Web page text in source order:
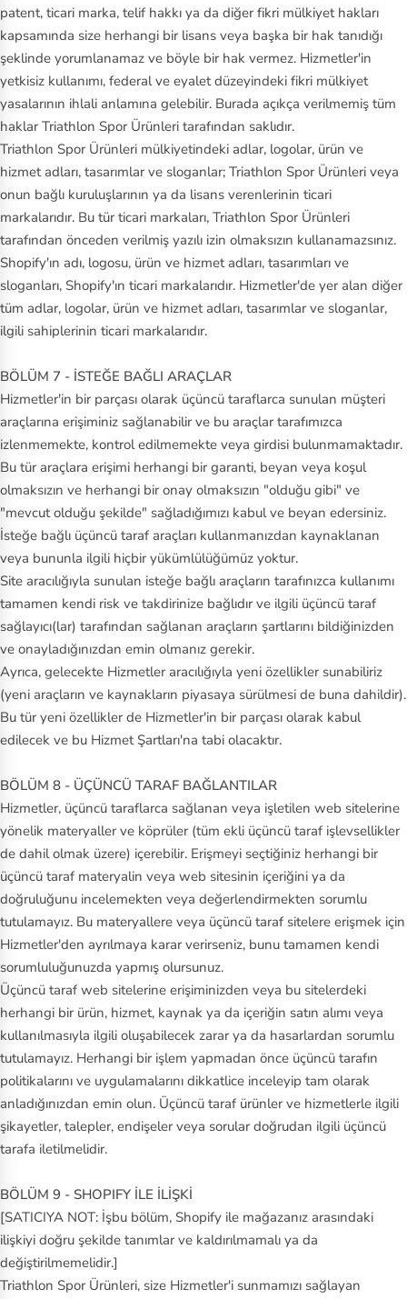
patent, ticari marka, telif hakkı ya da diğer fikri mülkiyet hakları
kapsamında size herhangi bir lisans veya başka bir hak tanıdığı
şeklinde yorumlanamaz ve böyle bir hak vermez. Hizmetler'in
yetkisiz kullanımı, federal ve eyalet düzeyindeki fikri mülkiyet
yasalarının ihlali anlamına gelebilir. Burada açıkça verilmemiş tüm
haklar Triathlon Spor Ürünleri tarafından saklıdır.
Triathlon Spor Ürünleri mülkiyetindeki adlar, logolar, ürün ve
hizmet adları, tasarımlar ve sloganlar; Triathlon Spor Ürünleri veya
onun bağlı kuruluşlarının ya da lisans verenlerinin ticari
markalarıdır. Bu tür ticari markaları, Triathlon Spor Ürünleri
tarafından önceden verilmiş yazılı izin olmaksızın kullanamazsınız.
Shopify'ın adı, logosu, ürün ve hizmet adları, tasarımları ve
sloganları, Shopify'ın ticari markalarıdır. Hizmetler'de yer alan diğer
tüm adlar, logolar, ürün ve hizmet adları, tasarımlar ve sloganlar,
ilgili sahiplerinin ticari markalarıdır.
BÖLÜM 7 - İSTEĞE BAĞLI ARAÇLAR
Hizmetler'in bir parçası olarak üçüncü taraflarca sunulan müşteri
araçlarına erişiminiz sağlanabilir ve bu araçlar tarafımızca
izlenmemekte, kontrol edilmemekte veya girdisi bulunmamaktadır.
Bu tür araçlara erişimi herhangi bir garanti, beyan veya koşul
olmaksızın ve herhangi bir onay olmaksızın "olduğu gibi" ve
"mevcut olduğu şekilde" sağladığımızı kabul ve beyan edersiniz.
İsteğe bağlı üçüncü taraf araçları kullanmanızdan kaynaklanan
veya bununla ilgili hiçbir yükümlülüğümüz yoktur.
Site aracılığıyla sunulan isteğe bağlı araçların tarafınızca kullanımı
tamamen kendi risk ve takdirinize bağlıdır ve ilgili üçüncü taraf
sağlayıcı(lar) tarafından sağlanan araçların şartlarını bildiğinizden
ve onayladığınızdan emin olmanız gerekir.
Ayrıca, gelecekte Hizmetler aracılığıyla yeni özellikler sunabiliriz
(yeni araçların ve kaynakların piyasaya sürülmesi de buna dahildir).
Bu tür yeni özellikler de Hizmetler'in bir parçası olarak kabul
edilecek ve bu Hizmet Şartları'na tabi olacaktır.
BÖLÜM 8 - ÜÇÜNCÜ TARAF BAĞLANTILAR
Hizmetler, üçüncü taraflarca sağlanan veya işletilen web sitelerine
yönelik materyaller ve köprüler (tüm ekli üçüncü taraf işlevsellikler
de dahil olmak üzere) içerebilir. Erişmeyi seçtiğiniz herhangi bir
üçüncü taraf materyalin veya web sitesinin içeriğini ya da
doğruluğunu incelemekten veya değerlendirmekten sorumlu
tutulamayız. Bu materyallere veya üçüncü taraf sitelere erişmek için
Hizmetler'den ayrılmaya karar verirseniz, bunu tamamen kendi
sorumluluğunuzda yapmış olursunuz.
Üçüncü taraf web sitelerine erişiminizden veya bu sitelerdeki
herhangi bir ürün, hizmet, kaynak ya da içeriğin satın alımı veya
kullanılmasıyla ilgili oluşabilecek zarar ya da hasarlardan sorumlu
tutulamayız. Herhangi bir işlem yapmadan önce üçüncü tarafın
politikalarını ve uygulamalarını dikkatlice inceleyip tam olarak
anladığınızdan emin olun. Üçüncü taraf ürünler ve hizmetlerle ilgili
şikayetler, talepler, endişeler veya sorular doğrudan ilgili üçüncü
tarafa iletilmelidir.
BÖLÜM 9 - SHOPIFY İLE İLİŞKİ
[SATICIYA NOT: İşbu bölüm, Shopify ile mağazanız arasındaki
ilişkiyi doğru şekilde tanımlar ve kaldırılmamalı ya da
değiştirilmemelidir.]
Triathlon Spor Ürünleri, size Hizmetler'i sunmamızı sağlayan